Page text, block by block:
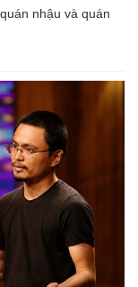
nhậu và quán